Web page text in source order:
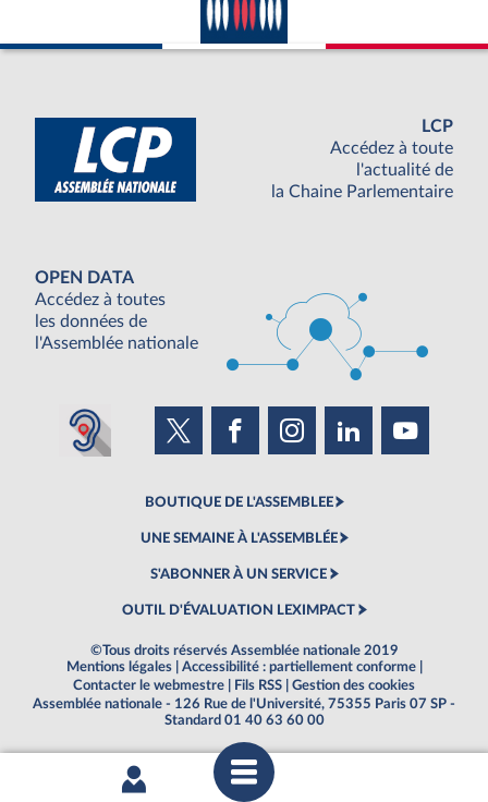
LCP
Accédez à toute
l'actualité de
la Chaine Parlementaire
OPEN DATA
Accédez à toutes
les données de
l'Assemblée nationale
BOUTIQUE DE L'ASSEMBLEE
UNE SEMAINE À L'ASSEMBLÉE
S'ABONNER À UN SERVICE
OUTIL D'ÉVALUATION LEXIMPACT
©Tous droits réservés Assemblée nationale 2019
Mentions légales
Accessibilité : partiellement conforme
Contacter le webmestre
Fils RSS
Gestion des cookies
Assemblée nationale - 126 Rue de l'Université, 75355 Paris 07 SP -
Standard 01 40 63 60 00